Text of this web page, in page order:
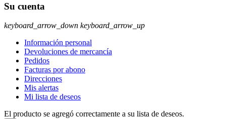
Su cuenta
keyboard_arrow_down keyboard_arrow_up
Información personal
Devoluciones de mercancía
Pedidos
Facturas por abono
Direcciones
Mis alertas
Mi lista de deseos
El producto se agregó correctamente a su lista de deseos.